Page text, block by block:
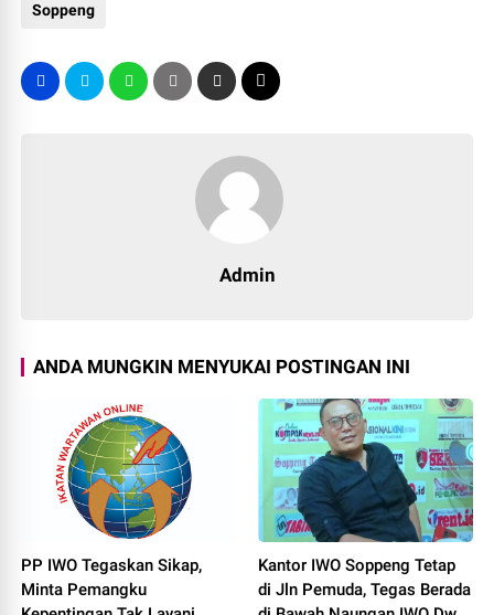
Soppeng
Admin
ANDA MUNGKIN MENYUKAI POSTINGAN INI
PP IWO Tegaskan Sikap,
Minta Pemangku
Kantor IWO Soppeng Tetap
di Jln Pemuda, Tegas Berada